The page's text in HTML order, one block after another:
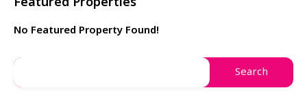
No Featured Property Found!